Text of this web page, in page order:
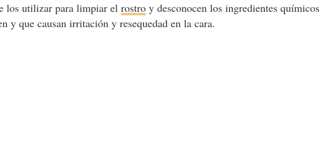
los utilizar para limpiar elrostro y desconocen los ingredientes químicos
y que causan irritación y resequedad en la cara.